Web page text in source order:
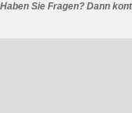
Haben Sie Fragen? Dann